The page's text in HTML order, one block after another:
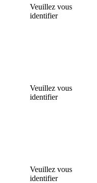
Veuillez vous
identifier
Veuillez vous
identifier
Veuillez vous
identifier